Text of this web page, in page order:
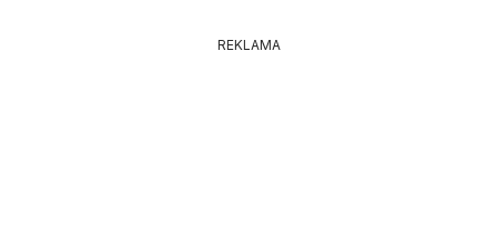
REKLAMA